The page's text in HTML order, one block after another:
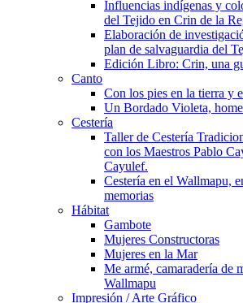
Influencias indígenas y
del Tejido en Crin de la
Elaboración de
plan de salvaguardia del
Edición Libro: Crin, una
Canto
Con los pies en la tierra y
Un Bordado Violeta,
Cestería
Taller de Cestería
con los Maestros Pablo
Cayulef.
Cestería en el Wallmapu,
memorias
Hábitat
Gambote
Mujeres Constructoras
Mujeres en la Mar
Me armé, camaradería de
Wallmapu
Impresión / Arte Gráfico